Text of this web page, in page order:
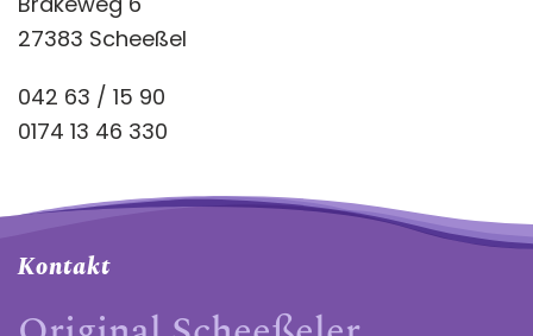
27383 Scheeßel
042 63 / 15 90
0174 13 46 330
Kontakt